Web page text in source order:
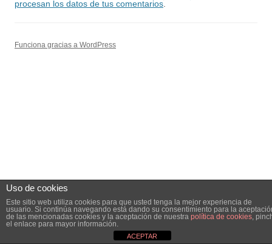
procesan los datos de tus comentarios
Funciona gracias a WordPress
Uso de cookies
Este sitio web utiliza cookies para que usted tenga la mejor experiencia de
usuario. Si continúa navegando está dando su consentimiento para la
de las mencionadas cookies y la aceptación de nuestra política de cookies,
el enlace para mayor información.
ACEPTAR